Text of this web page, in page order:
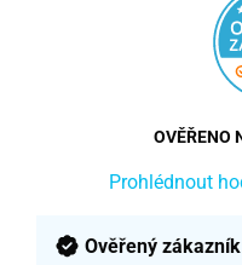
OVĚŘENO
Prohlédnout
Ověřený zákazník